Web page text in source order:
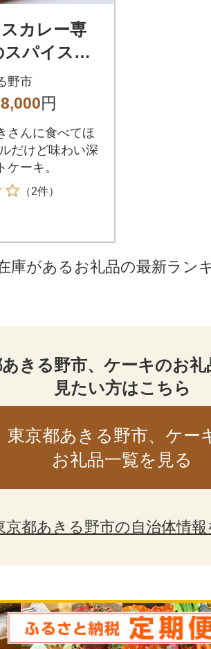
スカレー専
スパイス】
好きさん
ャロット
野市
8,000円
さんに食べてほ
だけど味わい深
ケーキ。
（2件）
庫があるお礼品の最新ラン
きる野市、ケーキのお
見たい方はこちら
東京都あきる野市、ケー
お礼品一覧を見る
京都あきる野市の自治体情